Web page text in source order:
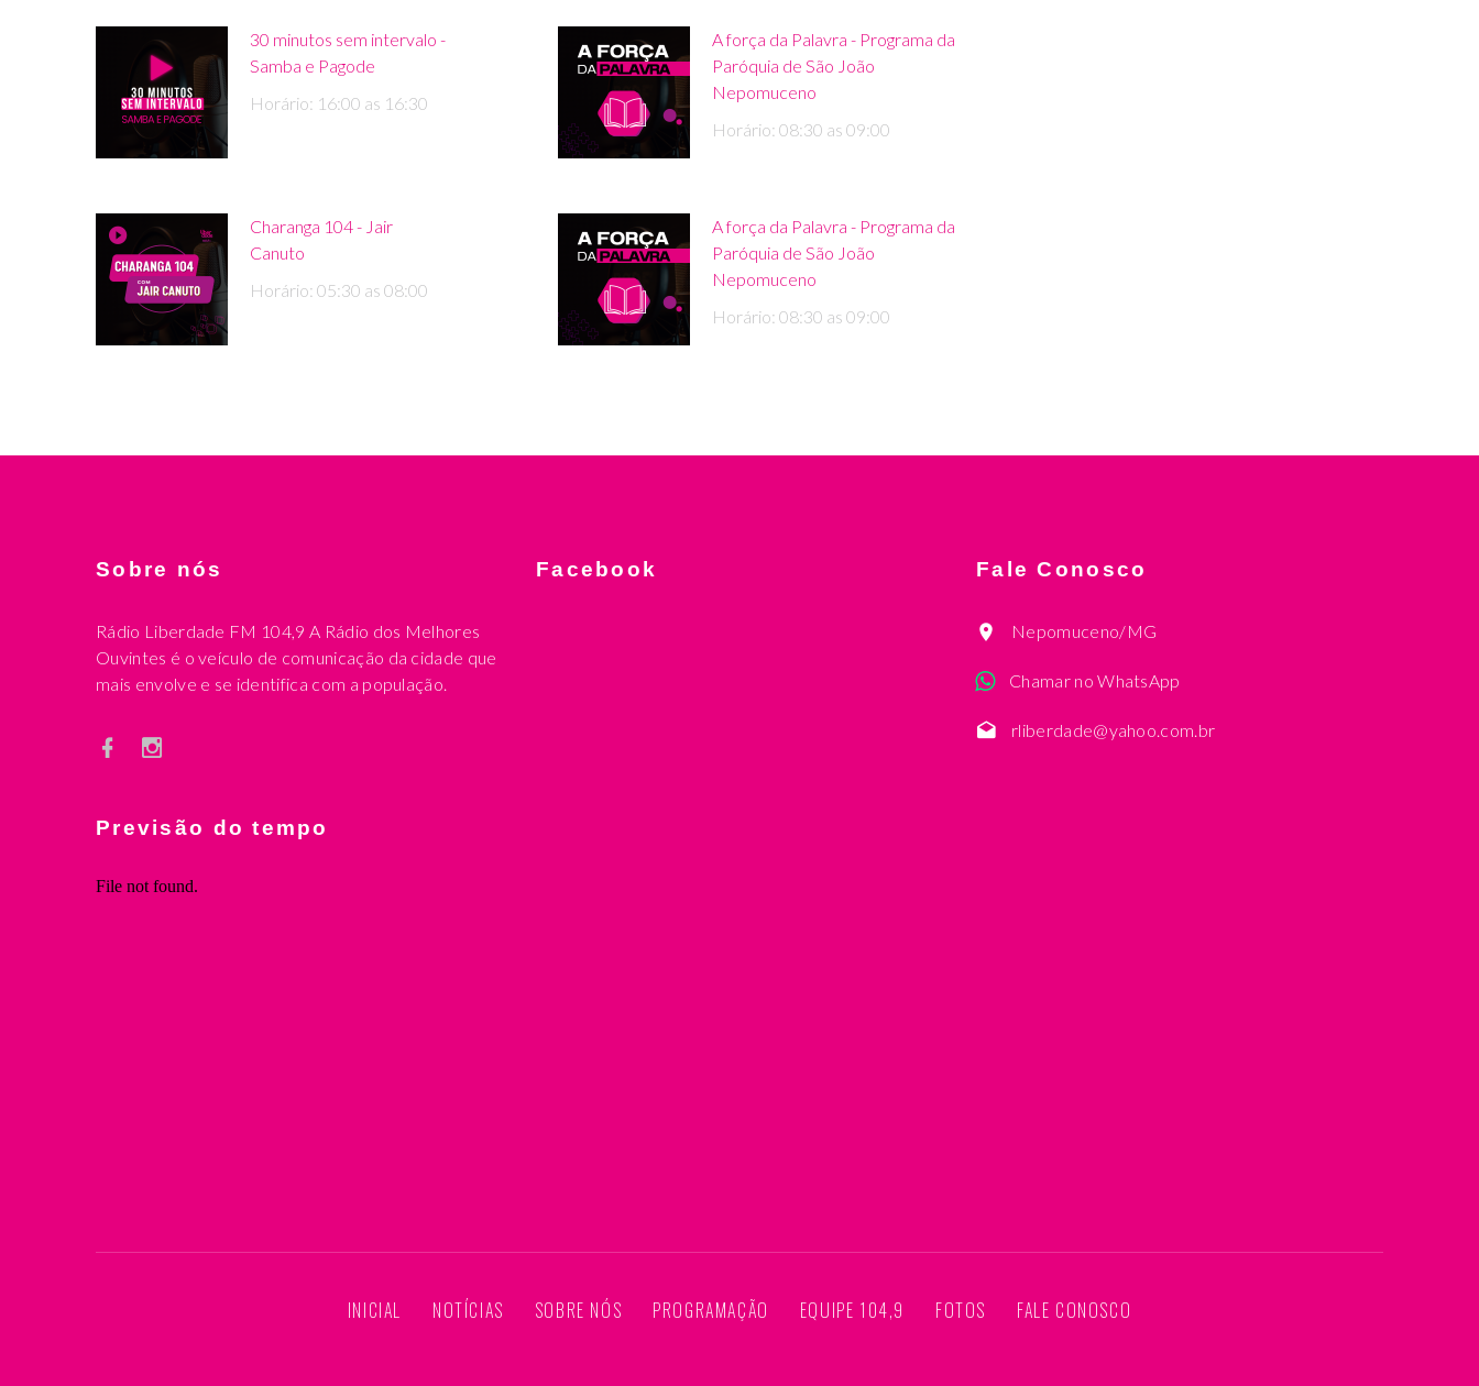
30 minutos sem intervalo -
Samba e Pagode
Horário: 16:00 as 16:30
A força da Palavra - Programa da
Paróquia de São João
Nepomuceno
Horário: 08:30 as 09:00
Charanga 104 - Jair
Canuto
Horário: 05:30 as 08:00
A força da Palavra - Programa da
Paróquia de São João
Nepomuceno
Horário: 08:30 as 09:00
Sobre nós
Rádio Liberdade FM 104,9 A Rádio dos Melhores
Ouvintes é o veículo de comunicação da cidade que
mais envolve e se identifica com a população.
Previsão do tempo
Facebook Fale Conosco
Nepomuceno/MG
Chamar no WhatsApp
rliberdade@yahoo.com.br
INICIAL NOTÍCIAS SOBRE NÓS PROGRAMAÇÃO EQUIPE 104,9 FOTOS FALE CONOSCO